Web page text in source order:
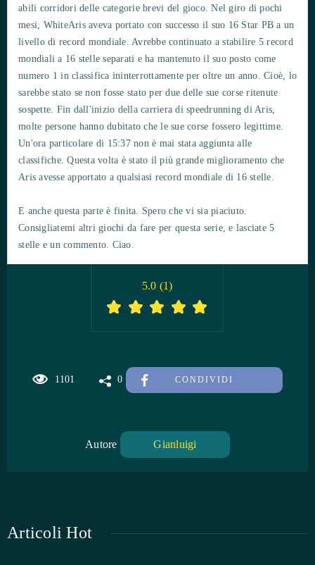
abili corridori delle categorie brevi del gioco. Nel giro di pochi
mesi, WhiteAris aveva portato con successo il suo 16 Star PB a un
livello di record mondiale. Avrebbe continuato a stabilire 5 record
mondiali a 16 stelle separati e ha mantenuto il suo posto come
numero 1 in classifica ininterrottamente per oltre un anno. Cioè, lo
sarebbe stato se non fosse stato per due delle sue corse ritenute
sospette. Fin dall'inizio della carriera di speedrunning di Aris,
molte persone hanno dubitato che le sue corse fossero legittime.
Un'ora particolare di 15:37 non è mai stata aggiunta alle
classifiche. Questa volta è stato il più grande miglioramento che
Aris avesse apportato a qualsiasi record mondiale di 16 stelle.
E anche questa parte è finita. Spero che vi sia piaciuto.
Consigliatemi altri giochi da fare per questa serie, e lasciate 5
stelle e un commento. Ciao.
1101 0 CONDIVIDI
5.0 (1)
Autore Gianluigi
Articoli Hot